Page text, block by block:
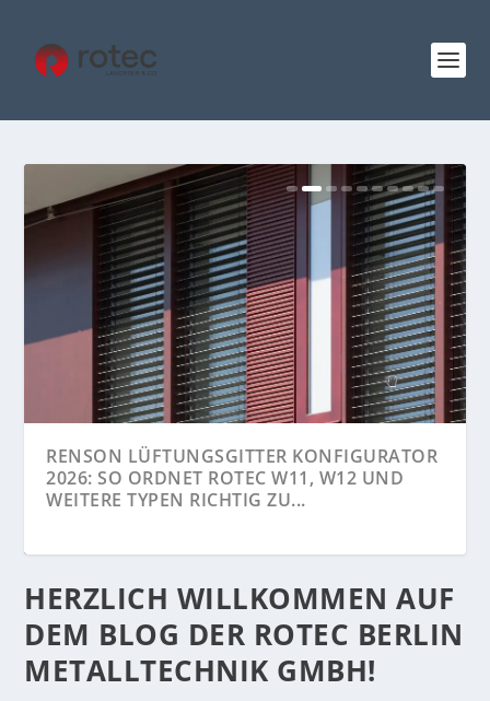
PERIMETERSCHUTZ NACHRÜSTEN 2026:
FREILANDSICHERUNG MIT ROTEC APS...
RENSON LÜFTUNGSGITTER KONFIGURATOR
2026: SO ORDNET ROTEC W11, W12 UND
WEITERE TYPEN RICHTIG ZU...
HERZLICH WILLKOMMEN AUF
DEM BLOG DER ROTEC BERLIN
METALLTECHNIK GMBH!